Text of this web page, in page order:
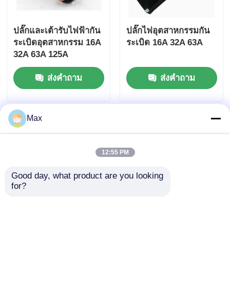
ปลั๊กและเต้ารับไฟฟ้ากัน
ระเบิดอุตสาหกรรม 16A
32A 63A 125A
ส่งคำถาม
ปลั๊กไฟอุตสาหกรรมกัน
ระเบิด 16A 32A 63A
ส่งคำถาม
Max
12:55 PM
Good day, what product are you looking
for?